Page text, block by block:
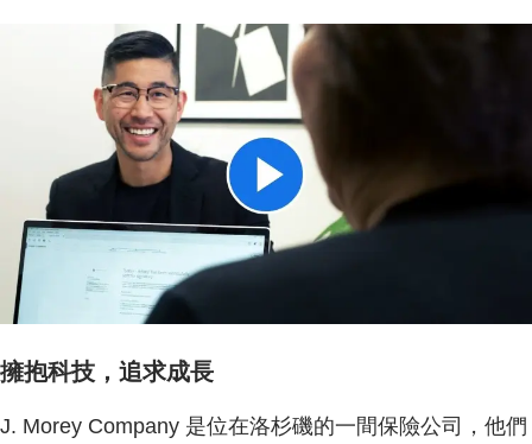
擁抱科技，追求成長
J. Morey Company 是位在洛杉磯的一間保險公司，他們